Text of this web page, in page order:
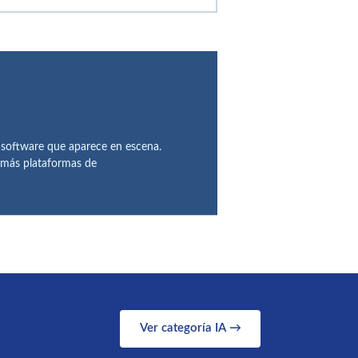
que aparece en escena.
plataformas de
Ver categoría IA →